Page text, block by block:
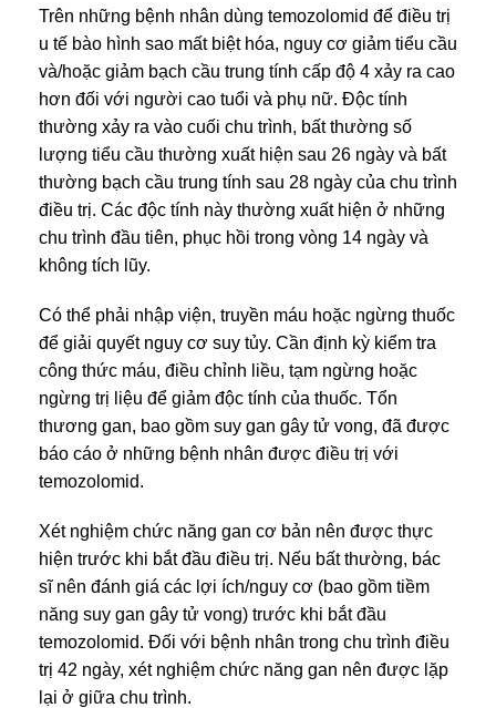
Trên những bệnh nhân dùng temozolomid để điều trị
u tế bào hình sao mất biệt hóa, nguy cơ giảm tiểu cầu
và/hoặc giảm bạch cầu trung tính cấp độ 4 xảy ra cao
hơn đối với người cao tuổi và phụ nữ. Độc tính
thường xảy ra vào cuối chu trình, bất thường số
lượng tiểu cầu thường xuất hiện sau 26 ngày và bất
thường bạch cầu trung tính sau 28 ngày của chu trình
điều trị. Các độc tính này thường xuất hiện ở những
chu trình đầu tiên, phục hồi trong vòng 14 ngày và
không tích lũy.
Có thể phải nhập viện, truyền máu hoặc ngừng thuốc
để giải quyết nguy cơ suy tủy. Cần định kỳ kiểm tra
công thức máu, điều chỉnh liều, tạm ngừng hoặc
ngừng trị liệu để giảm độc tính của thuốc. Tổn
thương gan, bao gồm suy gan gây tử vong, đã được
báo cáo ở những bệnh nhân được điều trị với
temozolomid.
Xét nghiệm chức năng gan cơ bản nên được thực
hiện trước khi bắt đầu điều trị. Nếu bất thường, bác
sĩ nên đánh giá các lợi ích/nguy cơ (bao gồm tiềm
năng suy gan gây tử vong) trước khi bắt đầu
temozolomid. Đối với bệnh nhân trong chu trình điều
trị 42 ngày, xét nghiệm chức năng gan nên được lặp
lại ở giữa chu trình.